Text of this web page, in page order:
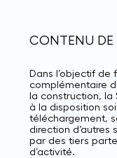
CONTENU DE
Dans l’objectif de
complémentaire
la construction,
à la disposition
téléchargement,
direction d’autres
par des tiers
d’activité.